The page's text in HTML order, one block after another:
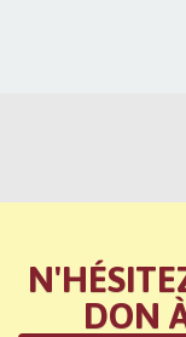
DON